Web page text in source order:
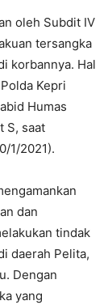
oleh Subdit IV
tersangka
korbannya. Hal
Kepri
Humas
S, saat
1/2021).
dan
tindak
daerah Pelita,
Dengan
yang